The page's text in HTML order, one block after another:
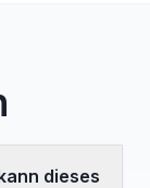
dieses